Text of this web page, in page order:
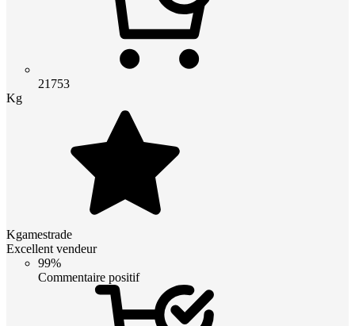
21753
Kg
Kgamestrade
Excellent vendeur
99%
Commentaire positif